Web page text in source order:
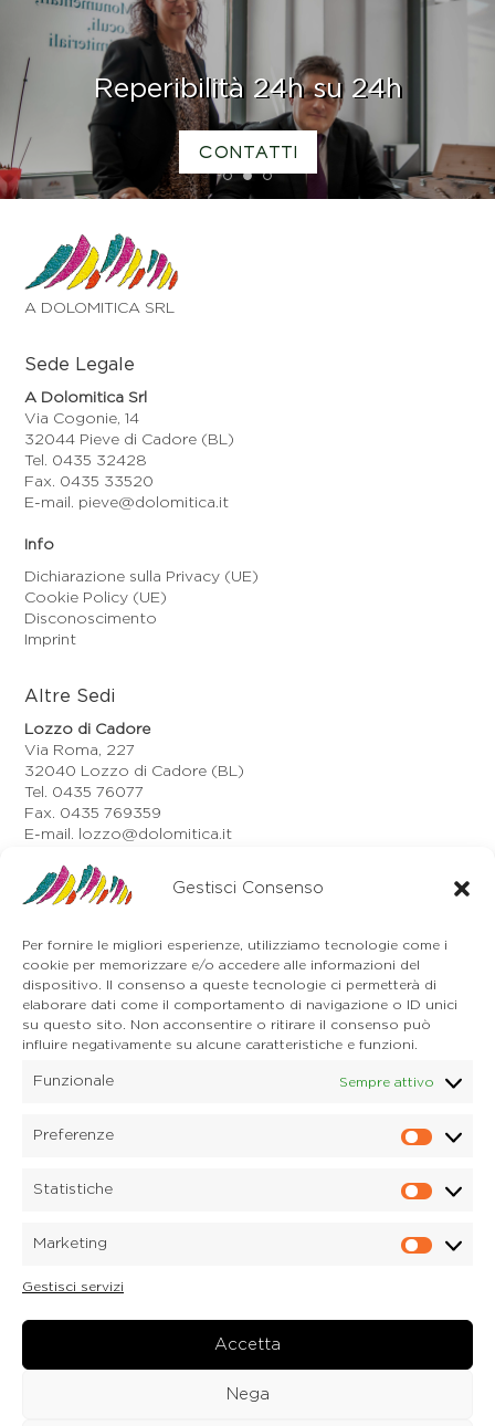
Gestisci Consenso
Per fornire le migliori esperienze, utilizziamo tecnologie come i
cookie per memorizzare e/o accedere alle informazioni del
dispositivo. Il consenso a queste tecnologie ci permetterà di
elaborare dati come il comportamento di navigazione o ID unici
su questo sito. Non acconsentire o ritirare il consenso può
influire negativamente su alcune caratteristiche e funzioni.
Funzionale Sempre attivo
Preferenze
Statistiche
Marketing
Gestisci servizi
Accetta
Nega
1 2 3
Reperibilità 24h su 24h
CONTATTI
A DOLOMITICA SRL
Sede Legale
A Dolomitica Srl
Via Cogonie, 14
32044 Pieve di Cadore (BL)
Tel. 0435 32428
Fax. 0435 33520
E-mail. pieve@dolomitica.it
Info
Dichiarazione sulla Privacy (UE)
Cookie Policy (UE)
Disconoscimento
Imprint
Altre Sedi
Lozzo di Cadore
Via Roma, 227
32040 Lozzo di Cadore (BL)
Tel. 0435 76077
Fax. 0435 769359
E-mail. lozzo@dolomitica.it
Auronzo di Cadore
Via Unione, 21/B
32041 Auronzo di Cadore (BL)
E-mail. auronzo@dolomitica.it
Cortina d'Ampezzo
32043 Cortina d'Ampezzo (BL)
Tel. 0436 4127
E-mail. pieve@dolomitica.it
S. Stefano di Cadore
32045 S. Stefano di Cadore - Comelico (BL)
32040 Candide di Comelico Superiore (BL)
E-mail. candide@dolomitica.it
Laboratorio Marmi
E-mail. marmi@dolomitica.it